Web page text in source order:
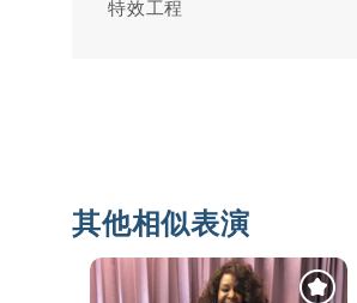
特效工程
其他相似表演